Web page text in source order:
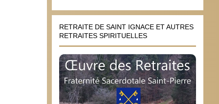
RETRAITE DE SAINT IGNACE ET AUTRES
RETRAITES SPIRITUELLES